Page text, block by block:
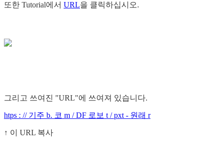
또한 Tutorial에서 URL을 클릭하십시오.
그리고 쓰여진 "URL"에 쓰여져 있습니다.
htps : // 기주 b. 코 m / DF 로보 t / pxt - 원래 r
↑ 이 URL 복사